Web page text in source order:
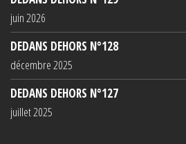
juin 2026
DEDANS DEHORS N°128
décembre 2025
DEDANS DEHORS N°127
juillet 2025